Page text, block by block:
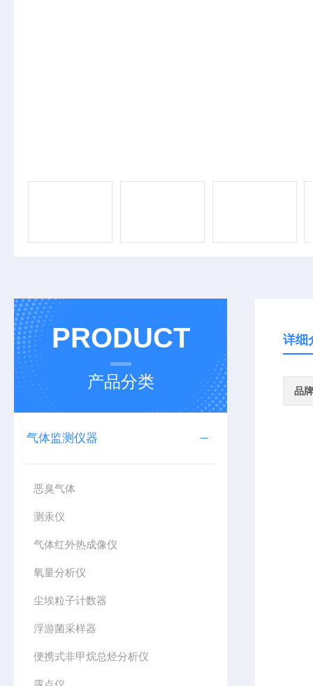
PRODUCT
产品分类
气体监测仪器
恶臭气体
测汞仪
气体红外热成像仪
氧量分析仪
尘埃粒子计数器
浮游菌采样器
便携式非甲烷总烃分析仪
详细
品牌